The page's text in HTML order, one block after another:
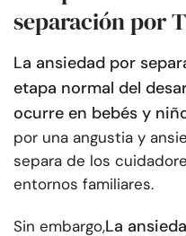
separación por
La ansiedad por
etapa normal del
ocurre en bebés y
por una angustia y
separa de los
entornos familiares.
Sin embargo,La